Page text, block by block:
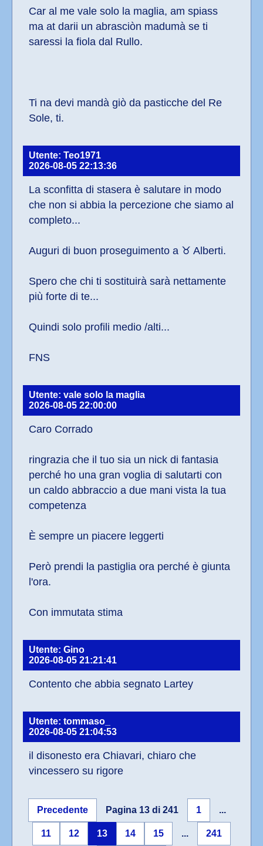
Car al me vale solo la maglia, am spiass
ma at darii un abrasciòn madumà se ti
saressi la fiola dal Rullo.
Ti na devi mandà giò da pasticche del Re
Sole, ti.
Utente: Teo1971
2026-08-05 22:13:36
La sconfitta di stasera è salutare in modo
che non si abbia la percezione che siamo al
completo...
Auguri di buon proseguimento a ♉ Alberti.
Spero che chi ti sostituirà sarà nettamente
più forte di te...
Quindi solo profili medio /alti...
FNS
Utente: vale solo la maglia
2026-08-05 22:00:00
Caro Corrado
ringrazia che il tuo sia un nick di fantasia
perché ho una gran voglia di salutarti con
un caldo abbraccio a due mani vista la tua
competenza
È sempre un piacere leggerti
Però prendi la pastiglia ora perché è giunta
l'ora.
Con immutata stima
Utente: Gino
2026-08-05 21:21:41
Contento che abbia segnato Lartey
Utente: tommaso_
2026-08-05 21:04:53
il disonesto era Chiavari, chiaro che
vincessero su rigore
Precedente Pagina 13 di 241 1 ...
11 12 13 14 15 ... 241